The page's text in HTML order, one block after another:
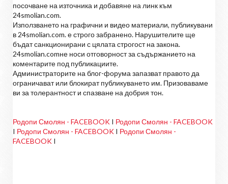
посочване на източника и добавяне на линк към
24smolian.com.
Използването на графични и видео материали, публикувани
в 24smolian.com. е строго забранено. Нарушителите ще
бъдат санкционирани с цялата строгост на закона.
24smolian.comне носи отговорност за съдържанието на
коментарите под публикациите.
Администраторите на блог-форума запазват правото да
ограничават или блокират публикуването им. Призоваваме
ви за толерантност и спазване на добрия тон.
Родопи Смолян - FACEBOOK I Родопи Смолян - FACEBOOK
I Родопи Смолян - FACEBOOK I Родопи Смолян -
FACEBOOK I